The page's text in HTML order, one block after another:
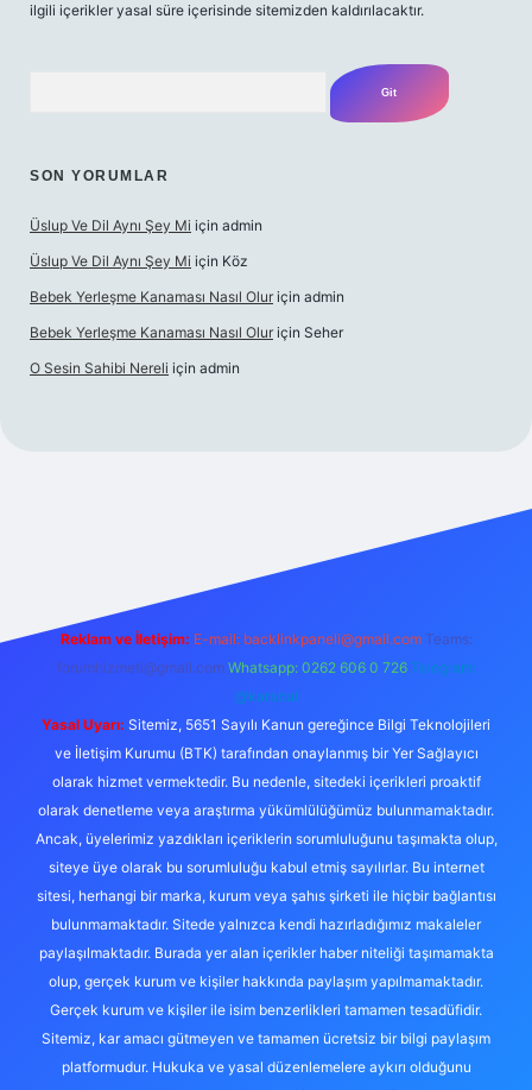
ilgili içerikler yasal süre içerisinde sitemizden kaldırılacaktır.
SON YORUMLAR
Üslup Ve Dil Aynı Şey Mi için admin
Üslup Ve Dil Aynı Şey Mi için Köz
Bebek Yerleşme Kanaması Nasıl Olur için admin
Bebek Yerleşme Kanaması Nasıl Olur için Seher
O Sesin Sahibi Nereli için admin
Reklam ve İletişim: E-mail: backlinkpaneli@gmail.com Teams:
forumhizmeti@gmail.com Whatsapp: 0262 606 0 726 Telegram:
@karabul
Yasal Uyarı: Sitemiz, 5651 Sayılı Kanun gereğince Bilgi Teknolojileri
ve İletişim Kurumu (BTK) tarafından onaylanmış bir Yer Sağlayıcı
olarak hizmet vermektedir. Bu nedenle, sitedeki içerikleri proaktif
olarak denetleme veya araştırma yükümlülüğümüz bulunmamaktadır.
Ancak, üyelerimiz yazdıkları içeriklerin sorumluluğunu taşımakta olup,
siteye üye olarak bu sorumluluğu kabul etmiş sayılırlar. Bu internet
sitesi, herhangi bir marka, kurum veya şahıs şirketi ile hiçbir bağlantısı
bulunmamaktadır. Sitede yalnızca kendi hazırladığımız makaleler
paylaşılmaktadır. Burada yer alan içerikler haber niteliği taşımamakta
olup, gerçek kurum ve kişiler hakkında paylaşım yapılmamaktadır.
Gerçek kurum ve kişiler ile isim benzerlikleri tamamen tesadüfidir.
Sitemiz, kar amacı gütmeyen ve tamamen ücretsiz bir bilgi paylaşım
platformudur. Hukuka ve yasal düzenlemelere aykırı olduğunu